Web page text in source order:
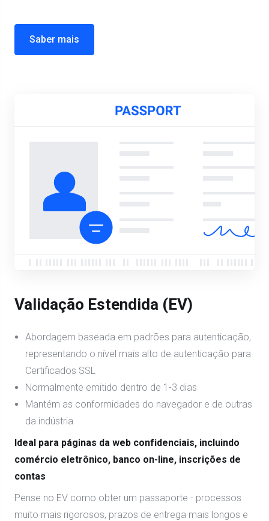
Saber mais
Validação Estendida (EV)
Abordagem baseada em padrões para autenticação,
representando o nível mais alto de autenticação para
Certificados SSL
Normalmente emitido dentro de 1-3 dias
Mantém as conformidades do navegador e de outras
da indústria
Ideal para páginas da web confidenciais, incluindo
comércio eletrônico, banco on-line, inscrições de
contas
Pense no EV como obter um passaporte - processos
muito mais rigorosos, prazos de entrega mais longos e